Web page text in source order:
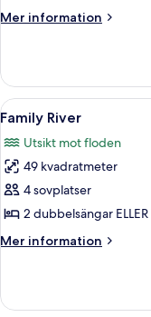
Mer information
Mer
River
Öppna
alla
foton
för
Family
River
5
Family River
Utsikt mot floden
49 kvadratmeter
4 sovplatser
2 dubbelsängar
Mer information
Mer
River